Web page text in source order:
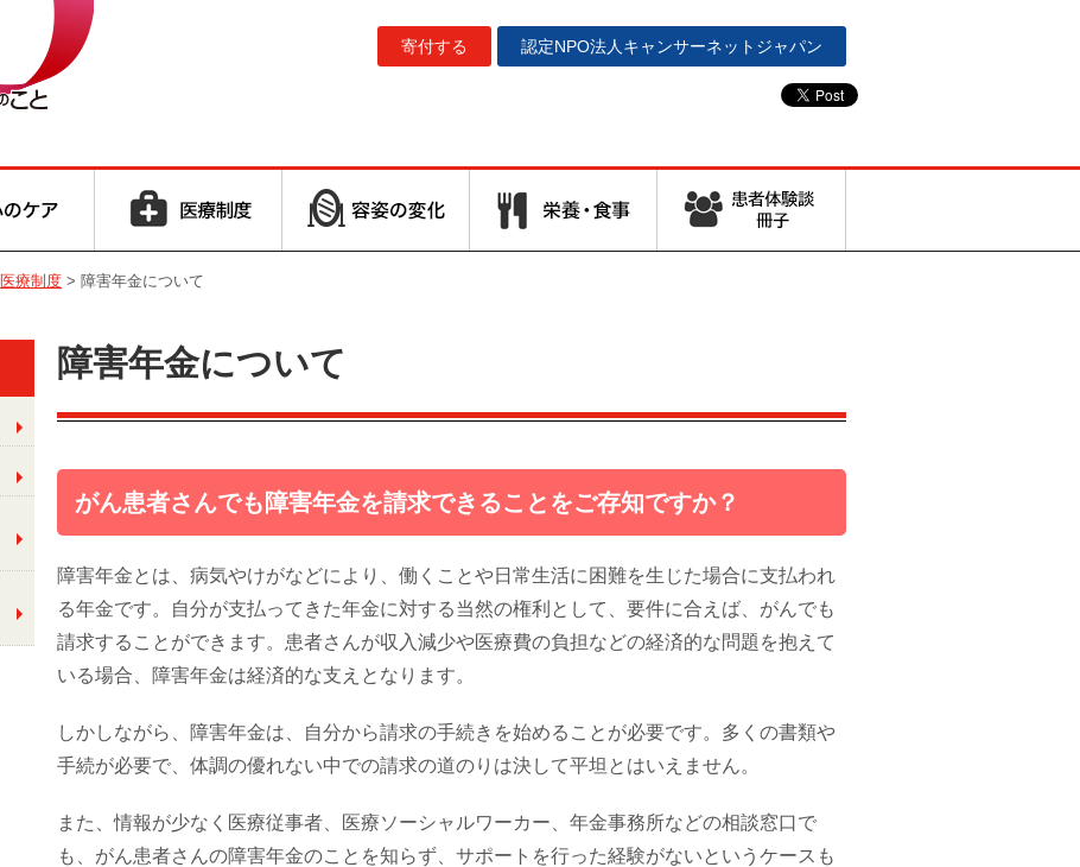
認定NPO法人 キャンサーネットジャパン
寄付する
医療制度 > 障害年金について
障害年金について
がん患者さんでも障害年金を請求できることをご存知ですか？
障害年金とは、病気やけがなどにより、働くことや日常生活に困難を生じた場合に支払われ
る年金です。自分が支払ってきた年金に対する当然の権利として、要件に合えば、がんでも
請求することができます。患者さんが収入減少や医療費の負担などの経済的な問題を抱えて
いる場合、障害年金は経済的な支えとなります。
しかしながら、障害年金は、自分から請求の手続きを始めることが必要です。多くの書類や
手続が必要で、体調の優れない中での請求の道のりは決して平坦とはいえません。
また、情報が少なく医療従事者、医療ソーシャルワーカー、年金事務所などの相談窓口で
も、がん患者さんの障害年金のことを知らず、サポートを行った経験がないというケースも